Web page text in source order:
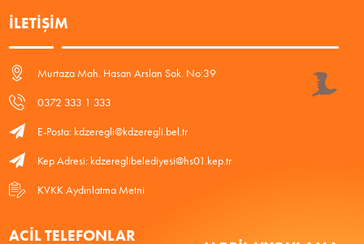
İLETIŞIM
Murtaza Mah. Hasan Arslan Sok. No:39
0372 333 1 333
E-Posta: kdzeregli@kdzeregli.bel.tr
Kep Adresi: kdzereglibelediyesi@hs01.kep.tr
KVKK Aydınlatma Metni
ACIL TELEFONLAR